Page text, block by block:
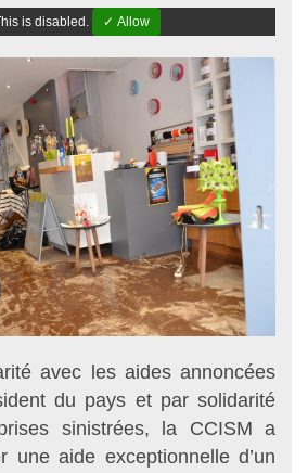
is disabled. ✓ Allow
avec les aides annoncées
du pays et par solidarité
sinistrées, la CCISM a
une aide exceptionnelle d’un